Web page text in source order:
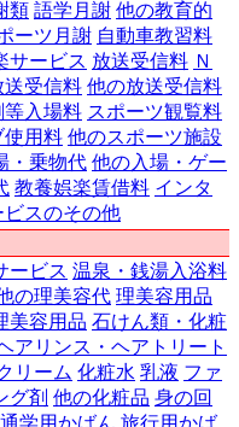
類 語学月謝 他の教育的
ーツ月謝 自動車教習料
サービス 放送受信料 Ｎ
送受信料 他の放送受信料
等入場料 スポーツ観覧料
使用料 他のスポーツ施設
・乗物代 他の入場・ゲー
教養娯楽賃借料 インタ
スのその他
ービス 温泉・銭湯入浴料
の理美容代 理美容用品
美容用品 石けん類・化粧
アリンス・ヘアトリート
リーム 化粧水 乳液 ファ
グ剤 他の化粧品 身の回
通学用かばん 旅行用かば